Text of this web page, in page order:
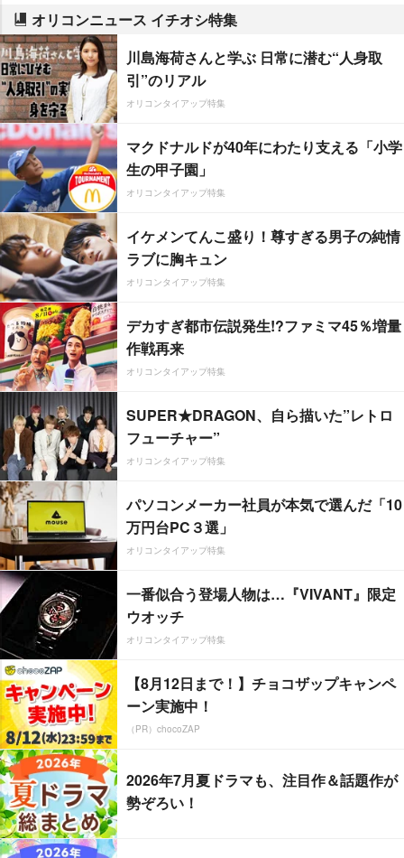
オリコンニュース イチオシ特集
川島海荷さんと学ぶ 日常に潜む“人身取
引”のリアル
オリコンタイアップ特集
マクドナルドが40年にわたり支える「小学
生の甲子園」
オリコンタイアップ特集
イケメンてんこ盛り！尊すぎる男子の純情
ラブに胸キュン
オリコンタイアップ特集
デカすぎ都市伝説発生!?ファミマ45％増量
作戦再来
オリコンタイアップ特集
SUPER★DRAGON、自ら描いた”レトロ
フューチャー”
オリコンタイアップ特集
パソコンメーカー社員が本気で選んだ「10
万円台PC３選」
オリコンタイアップ特集
一番似合う登場人物は…『VIVANT』限定
ウオッチ
オリコンタイアップ特集
【8月12日まで！】チョコザップキャンペ
ーン実施中！
（PR）chocoZAP
2026年7月夏ドラマも、注目作＆話題作が
勢ぞろい！